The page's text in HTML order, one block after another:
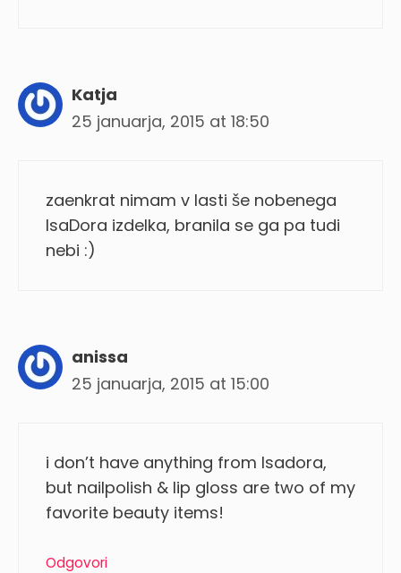
Katja
25 januarja, 2015 at 18:50
zaenkrat nimam v lasti še nobenega
IsaDora izdelka, branila se ga pa tudi
nebi :)
anissa
25 januarja, 2015 at 15:00
i don’t have anything from Isadora,
but nailpolish & lip gloss are two of my
favorite beauty items!
Odgovori